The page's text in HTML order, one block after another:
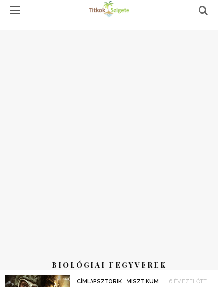
BIOLÓGIAI FEGYVEREK
CÍMLAPSZTORIK MISZTIKUM 6 ÉV EZELŐTT